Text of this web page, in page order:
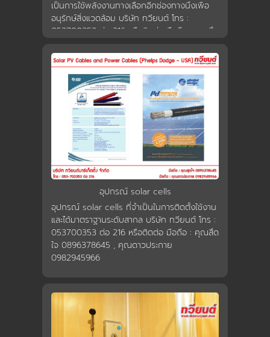
เป็นการใช้พลังงานทางเลือกอีกช่องทางนึงเพือ
อนุรักษ์สิ่งแวดล้อม บริษัท ทวียนต์ โทร :
053700353 ต่อ 216 หรือติดต่อ มือถือ : คุณสึด
0982945966
อุปกรณ์ solar cells
อุปกรณ์ solar cells ที่จำเป็นในการติดตั้งใช้งาน
และได้มาตราฐานระดับสากล บริษัท ทวียนต์ โทร :
053700353 ต่อ 216 หรือติดต่อ มือถือ : คุณสึด
ใจ 0896378645 , คุณดาวประกาย
0982945966